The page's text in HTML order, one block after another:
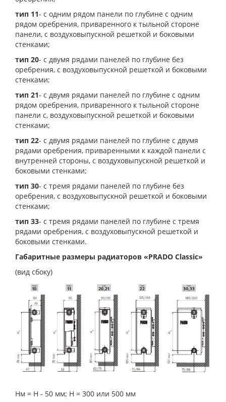
тип 11- с одним рядом панели по глубине с одним
рядом оребрения, приваренного к тыльной стороне
панели, с воздуховыпускной решеткой и боковыми
стенками;
тип 20- с двумя рядами панелей по глубине без
оребрения, с воздуховыпускной решеткой и боковыми
стенками;
тип 21- с двумя рядами панелей по глубине с одним
рядом оребрения, приваренного к тыльной стороне
панели с, воздуховыпускной решеткой и боковыми
стенками;
тип 22- с двумя рядами панелей по глубине с двумя
рядами оребрения, приваренными к каждой панели с
внутренней стороны, с воздуховыпускной решеткой и
боковыми стенками;
тип 30- с тремя рядами панелей по глубине без
оребрения, с воздуховыпускной решеткой и боковыми
стенками;
тип 33- с тремя рядами панелей по глубине с тремя
рядами оребрения, с воздуховыпускной решеткой и
боковыми стенками.
Габаритные размеры радиаторов «PRADO Classic»
(вид сбоку)
Нм = Н - 50 мм; Н = 300 или 500 мм